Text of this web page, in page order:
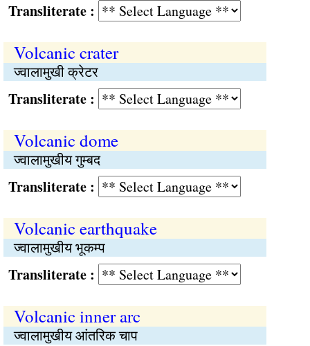
:
Volcanic crater
ज्वालामुखी क्रेटर
:
Volcanic dome
ज्वालामुखीय गुम्बद
:
Volcanic earthquake
ज्वालामुखीय भूकम्प
:
Volcanic inner arc
ज्वालामुखीय आंतरिक चाप